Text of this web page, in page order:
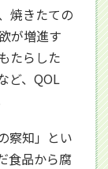
焼きたての
が増進す
たらした
ど、QOL
察知」とい
食品から腐